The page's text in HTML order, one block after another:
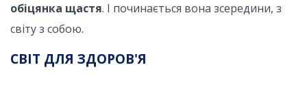
обіцянка щастя. І починається вона зсередини, з
світу з собою.
СВІТ ДЛЯ ЗДОРОВ'Я